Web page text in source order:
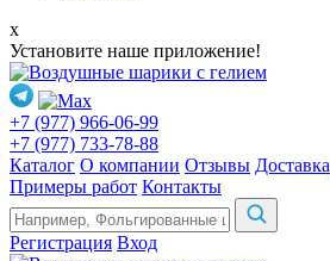
x
Установите наше приложение!
+7 (977) 966-06-99
+7 (977) 733-78-88
Каталог О компании Отзывы Доставка
Примеры работ Контакты
Регистрация Вход